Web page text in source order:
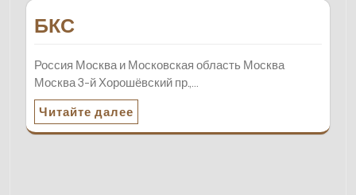
БКС
Россия Москва и Московская область Москва
Москва 3-й Хорошёвский пр.,…
Читайте далее